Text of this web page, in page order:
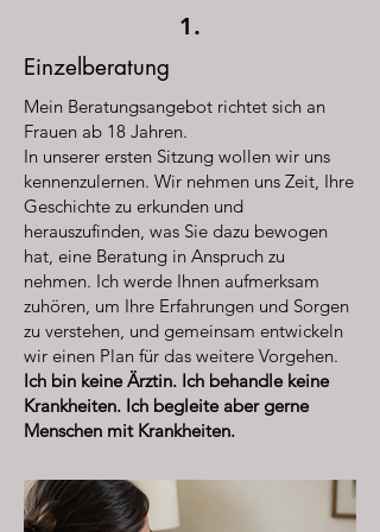
1.
Einzelberatung
Mein Beratungsangebot richtet sich an
Frauen ab 18 Jahren.
In unserer ersten Sitzung wollen wir uns
kennenzulernen. Wir nehmen uns Zeit, Ihre
Geschichte zu erkunden und
herauszufinden, was Sie dazu bewogen
hat, eine Beratung in Anspruch zu
nehmen. Ich werde Ihnen aufmerksam
zuhören, um Ihre Erfahrungen und Sorgen
zu verstehen, und gemeinsam entwickeln
wir einen Plan für das weitere Vorgehen.
Ich bin keine Ärztin. Ich behandle keine
Krankheiten. Ich begleite aber gerne
Menschen mit Krankheiten.